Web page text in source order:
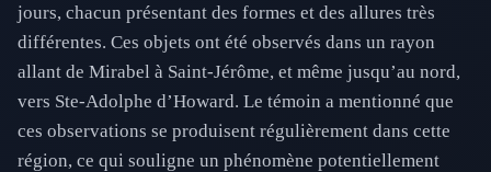
jours, chacun présentant des formes et des allures très
différentes. Ces objets ont été observés dans un rayon
allant de Mirabel à Saint-Jérôme, et même jusqu’au nord,
vers Ste-Adolphe d’Howard. Le témoin a mentionné que
ces observations se produisent régulièrement dans cette
région, ce qui souligne un phénomène potentiellement